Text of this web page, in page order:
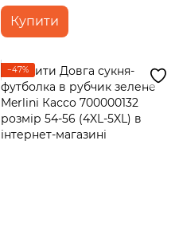
Купити
−47%